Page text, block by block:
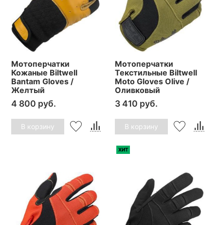
Мотоперчатки
Кожаные Biltwell
Bantam Gloves /
Желтый
4 800 руб.
В корзину
Мотоперчатки
Текстильные Biltwell
Moto Gloves Olive /
Оливковый
3 410 руб.
В корзину
ХИТ